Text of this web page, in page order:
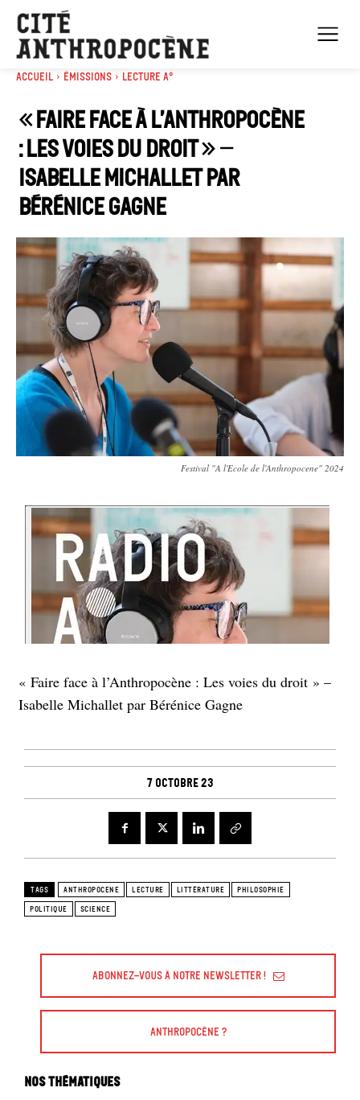
Accueil Émissions Lecture A°
« Faire face à l’Anthropocène
: Les voies du droit » –
Isabelle Michallet par
Bérénice Gagne
Festival "A l'Ecole de l'Anthropocene" 2024
« Faire face à l’Anthropocène : Les voies du droit » –
Isabelle Michallet par Bérénice Gagne
7 octobre 23
TAGS ANTHROPOCENE LECTURE LITTÉRATURE
PHILOSOPHIE
POLITIQUE
SCIENCE
Abonnez-vous à Notre Newsletter !
Anthropocène ?
Nos thématiques